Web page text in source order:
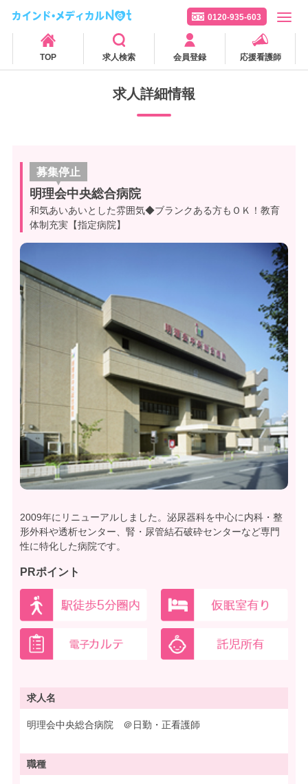
0120-935-603
TOP 求人検索 会員登録 応援看護師
求人詳細情報
募集停止
明理会中央総合病院
和気あいあいとした雰囲気◆ブランクある方もＯＫ！教育
体制充実【指定病院】
2009年にリニューアルしました。泌尿器科を中心に内科・整
形外科や透析センター、腎・尿管結石破砕センターなど専門
性に特化した病院です。
PRポイント
求人名
明理会中央総合病院 ＠日勤・正看護師
職種